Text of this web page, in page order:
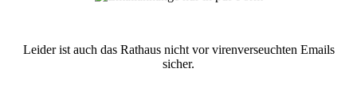
Leider ist auch das Rathaus nicht vor virenverseuchten Emails
sicher.